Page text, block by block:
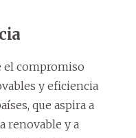
el compromiso
y eficiencia
que aspira a
renovable y a